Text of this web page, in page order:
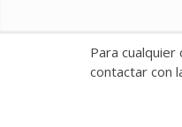
Para
contactar con